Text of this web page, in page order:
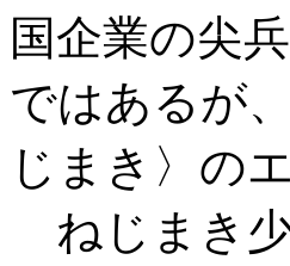
国企業の尖
ではあるが
じまき〉の
ねじまき